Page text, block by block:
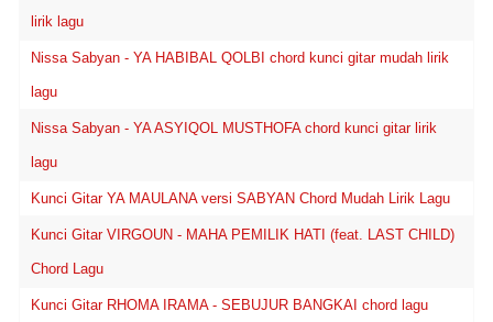
lirik lagu
Nissa Sabyan - YA HABIBAL QOLBI chord kunci gitar mudah lirik
lagu
Nissa Sabyan - YA ASYIQOL MUSTHOFA chord kunci gitar lirik
lagu
Kunci Gitar YA MAULANA versi SABYAN Chord Mudah Lirik Lagu
Kunci Gitar VIRGOUN - MAHA PEMILIK HATI (feat. LAST CHILD)
Chord Lagu
Kunci Gitar RHOMA IRAMA - SEBUJUR BANGKAI chord lagu